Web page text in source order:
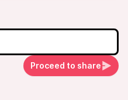
Proceed to share